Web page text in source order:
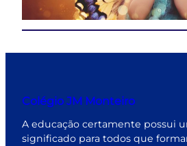
Colégio JM Monteiro
A educação certamente possui
significado para todos que